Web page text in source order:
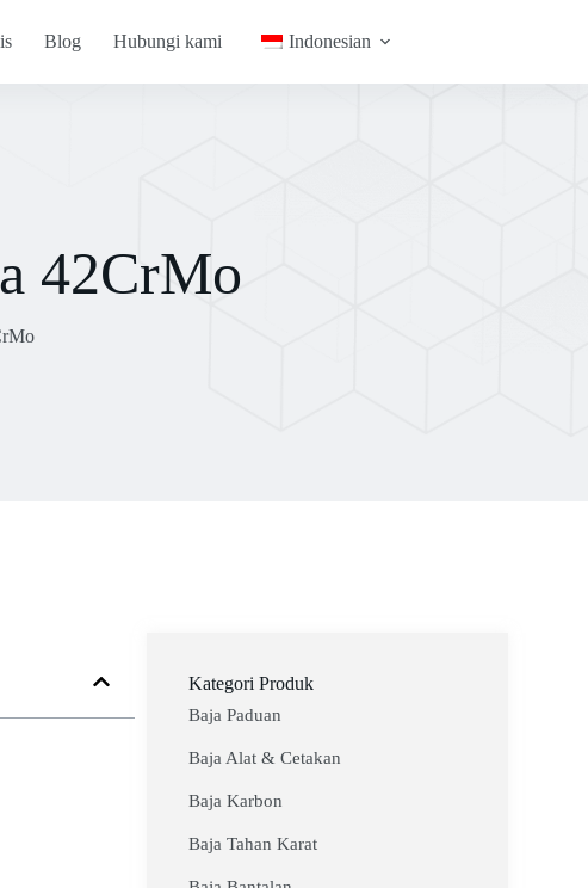
Blog Hubungi kami Indonesian
42CrMo
Kategori Produk
Baja Paduan
Baja Alat & Cetakan
Baja Karbon
Baja Tahan Karat